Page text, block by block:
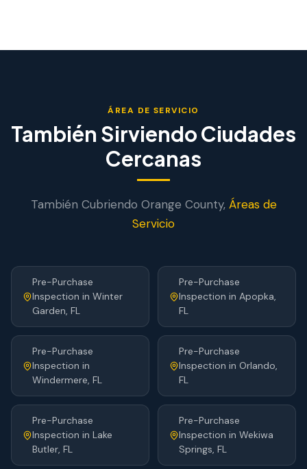
ÁREA DE SERVICIO
También Sirviendo Ciudades
Cercanas
También Cubriendo Orange County, Áreas de
Servicio
Pre-Purchase
Inspection in Winter
Garden, FL
Pre-Purchase
Inspection in Apopka,
FL
Pre-Purchase
Inspection in
Windermere, FL
Pre-Purchase
Inspection in Orlando,
FL
Pre-Purchase
Inspection in Lake
Butler, FL
Pre-Purchase
Inspection in Wekiwa
Springs, FL